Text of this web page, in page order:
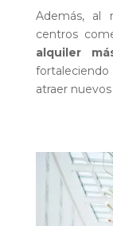
Además, al
centros
alquiler
atraer